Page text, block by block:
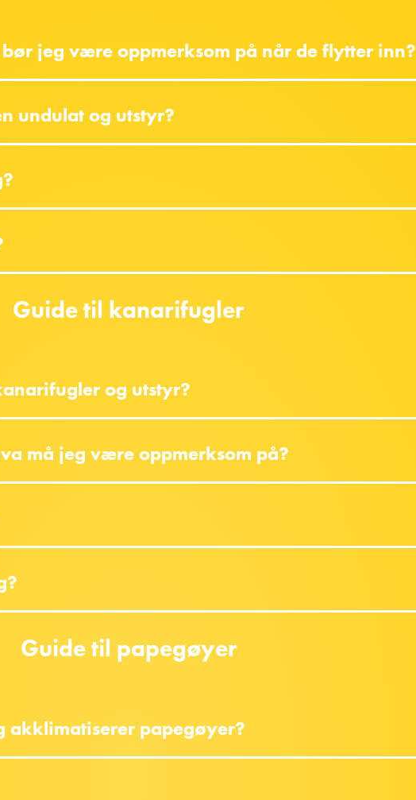
jeg være oppmerksom på når de flytter inn?
undulat og utstyr?
Guide til kanarifugler
og utstyr?
må jeg være oppmerksom på?
Guide til papegøyer
akklimatiserer papegøyer?